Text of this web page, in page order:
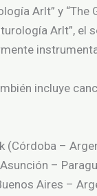
Arlt” y “The
Arlt”,
incluye
(Córdoba –
–
Aires –